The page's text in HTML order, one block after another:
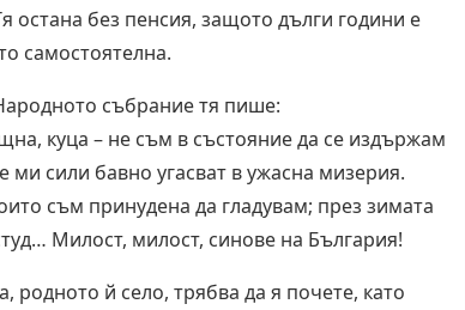
остана без пенсия, защото дълги години е
самостоятелна.
събрание тя пише:
куца – не съм в състояние да се издържам
ми сили бавно угасват в ужасна мизерия.
съм принудена да гладувам; през зимата
Милост, милост, синове на България!
родното й село, трябва да я почете, като